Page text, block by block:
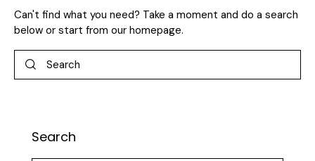
Can't find what you need? Take a moment and do a search
below or start from our homepage.
Search